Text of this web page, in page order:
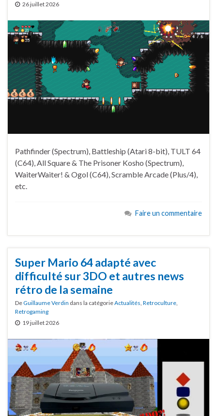
26 juillet 2026
Pathfinder (Spectrum), Battleship (Atari 8-bit), TULT 64
(C64), All Square & The Prisoner Kosho (Spectrum),
WaiterWaiter! & Ogol (C64), Scramble Arcade (Plus/4),
etc.
Faire un commentaire
Super Mario 64 adapté avec
difficulté sur 3DO et autres news
rétro de la semaine
DeGuillaume Verdin dans la catégorieActualités Retroculture
Retrogaming
19 juillet 2026